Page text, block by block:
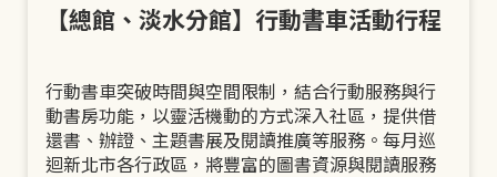
【總館、淡水分館】行動書車活動行程
行動書車突破時間與空間限制，結合行動服務與行
動書房功能，以靈活機動的方式深入社區，提供借
還書、辦證、主題書展及閱讀推廣等服務。每月巡
迴新北市各行政區，將豐富的圖書資源與閱讀服務